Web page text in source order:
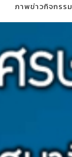
ภาพข่าวกิจกรรม